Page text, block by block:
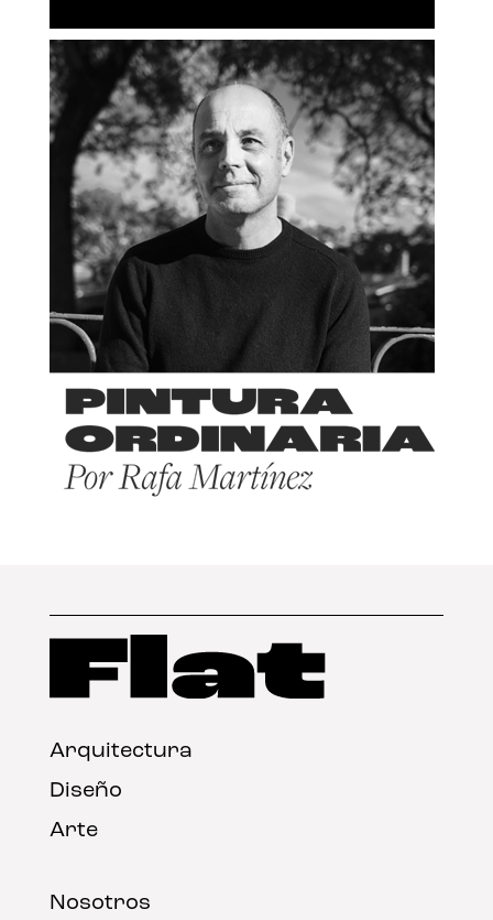
Arquitectura
Diseño
Arte
Nosotros